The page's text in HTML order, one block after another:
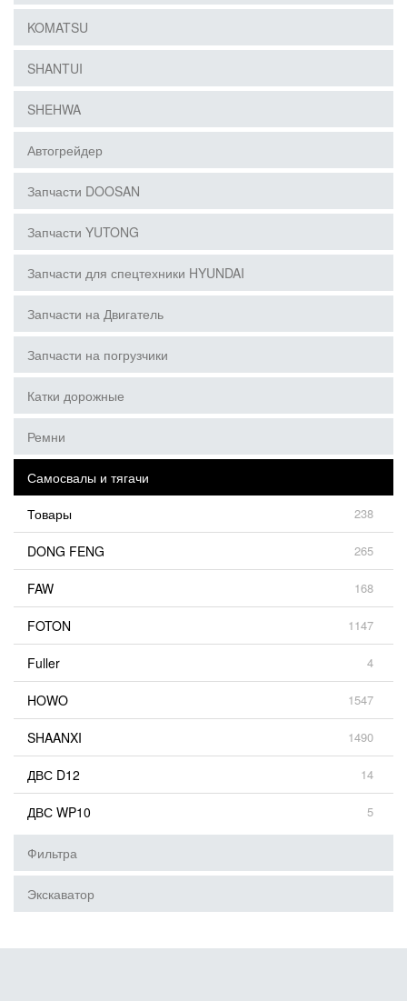
KOMATSU
SHANTUI
SHEHWA
Автогрейдер
Запчасти DOOSAN
Запчасти YUTONG
Запчасти для спецтехники HYUNDAI
Запчасти на Двигатель
Запчасти на погрузчики
Катки дорожные
Ремни
Самосвалы и тягачи
Товары
238
DONG FENG 265
FAW 168
FOTON 1147
Fuller 4
HOWO 1547
SHAANXI 1490
ДВС D12 14
ДВС WP10 5
Фильтра
Экскаватор